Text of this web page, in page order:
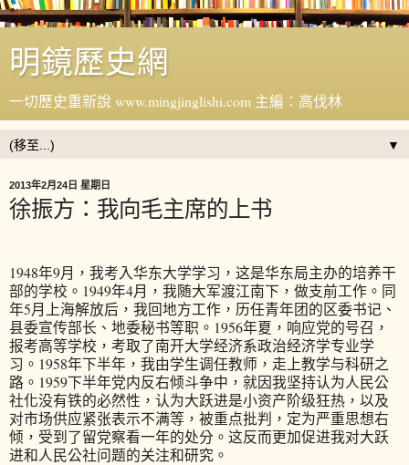
明鏡歷史網
一切歷史重新說 www.mingjinglishi.com 主編：高伐林
▼
2013年2月24日 星期日
徐振方：我向毛主席的上书
1948年9月，我考入华东大学学习，这是华东局主办的培养干
部的学校。1949年4月，我随大军渡江南下，做支前工作。同
年5月上海解放后，我回地方工作，历任青年团的区委书记、
县委宣传部长、地委秘书等职。1956年夏，响应党的号召，
报考高等学校，考取了南开大学经济系政治经济学专业学
习。1958年下半年，我由学生调任教师，走上教学与科研之
路。1959下半年党内反右倾斗争中，就因我坚持认为人民公
社化没有铁的必然性，认为大跃进是小资产阶级狂热，以及
对市场供应紧张表示不满等，被重点批判，定为严重思想右
倾，受到了留党察看一年的处分。这反而更加促进我对大跃
进和人民公社问题的关注和研究。